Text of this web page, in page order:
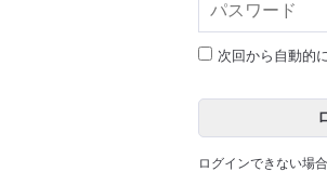
次回から自動的
ログインできない場